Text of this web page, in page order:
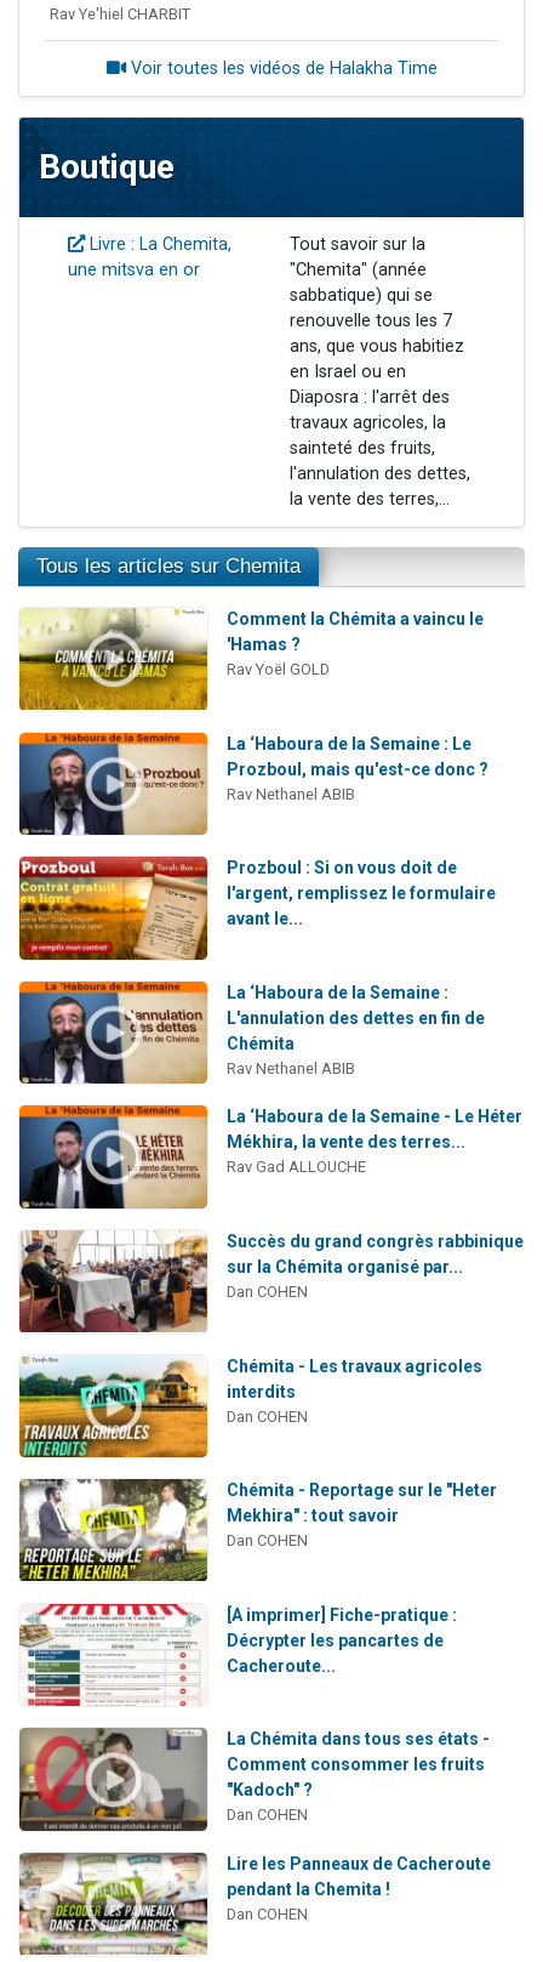
Rav Ye'hiel CHARBIT
Voir toutes les vidéos de Halakha Time
Boutique
Livre : La Chemita,
une mitsva en or
Tout savoir sur la
"Chemita" (année
sabbatique) qui se
renouvelle tous les 7
ans, que vous habitiez
en Israel ou en
Diaposra : l'arrêt des
travaux agricoles, la
sainteté des fruits,
l'annulation des dettes,
la vente des terres,...
Tous les articles sur Chemita
Comment la Chémita a vaincu le
'Hamas ?
Rav Yoël GOLD
La ‘Haboura de la Semaine : Le
Prozboul, mais qu'est-ce donc ?
Rav Nethanel ABIB
Prozboul : Si on vous doit de
l'argent, remplissez le formulaire
avant le...
La ‘Haboura de la Semaine :
L'annulation des dettes en fin de
Chémita
Rav Nethanel ABIB
La ‘Haboura de la Semaine - Le Héter
Mékhira, la vente des terres...
Rav Gad ALLOUCHE
Succès du grand congrès rabbinique
sur la Chémita organisé par...
Dan COHEN
Chémita - Les travaux agricoles
interdits
Dan COHEN
Chémita - Reportage sur le "Heter
Mekhira" : tout savoir
Dan COHEN
[A imprimer] Fiche-pratique :
Décrypter les pancartes de
Cacheroute...
La Chémita dans tous ses états -
Comment consommer les fruits
"Kadoch" ?
Dan COHEN
Lire les Panneaux de Cacheroute
pendant la Chemita !
Dan COHEN